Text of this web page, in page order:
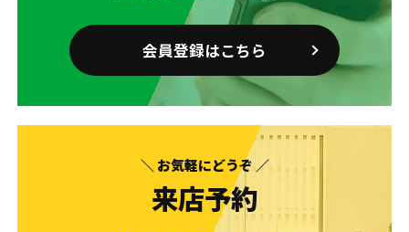
会員登録はこちら
＼ お気軽にどうぞ ／
来店予約